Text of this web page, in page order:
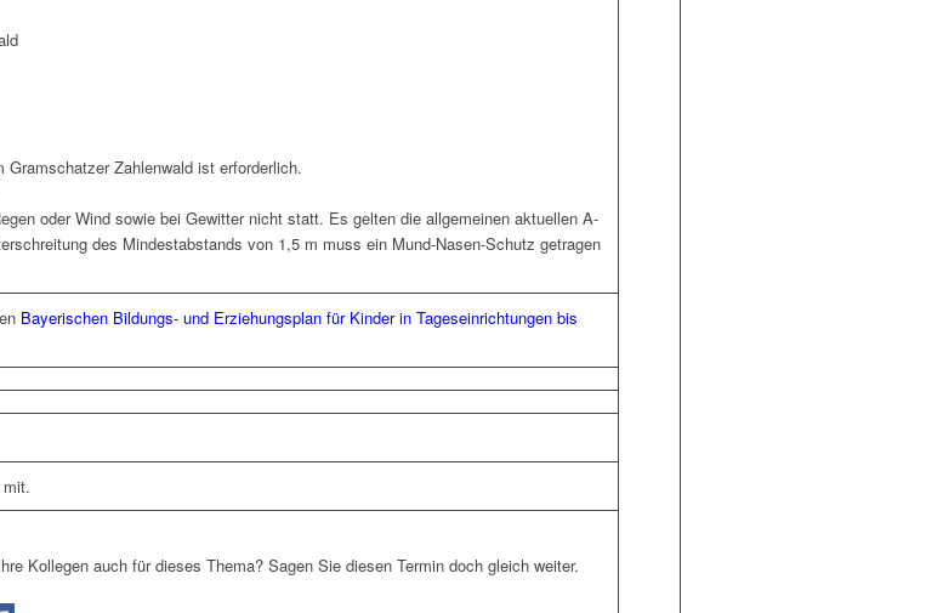
Zahlenwald ist erforderlich.
oder Wind sowie bei Gewitter nicht statt. Es gelten die allgemeinen aktuellen A-
des Mindestabstands von 1,5 m muss ein Mund-Nasen-Schutz getragen
Bayerischen Bildungs- und Erziehungsplan für Kinder in Tageseinrichtungen bis
Kollegen auch für dieses Thema? Sagen Sie diesen Termin doch gleich weiter.